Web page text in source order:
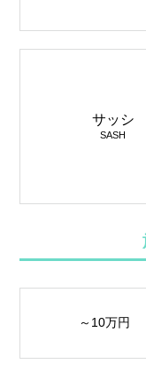
サッシ
SASH
～10万円